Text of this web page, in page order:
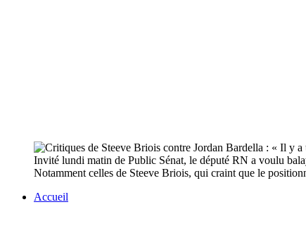
Invité lundi matin de Public Sénat, le député RN a voulu
Notamment celles de Steeve Briois, qui craint que le
Accueil